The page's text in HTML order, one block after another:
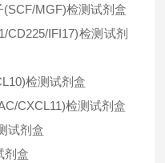
MGF)检测试剂盒
CD225/IFI17)检测试剂
检测试剂盒
CXCL11)检测试剂盒
试剂盒
剂盒